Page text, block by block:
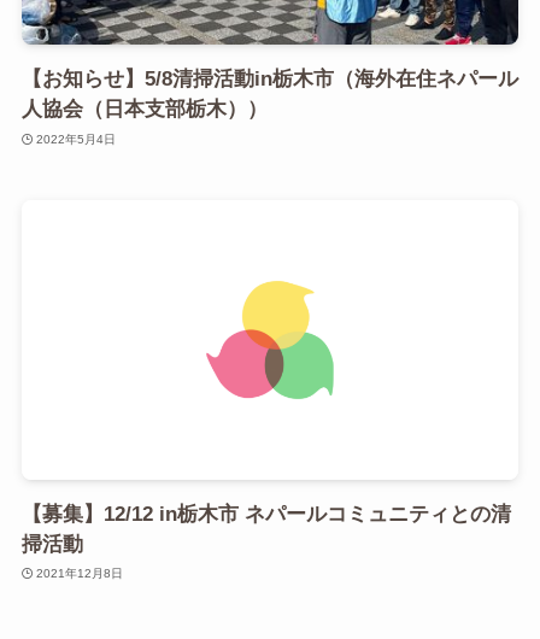
【お知らせ】5/8清掃活動in栃木市（海外在住ネパール
人協会（日本支部栃木））
2022年5月4日
【募集】12/12 in栃木市 ネパールコミュニティとの清
掃活動
2021年12月8日